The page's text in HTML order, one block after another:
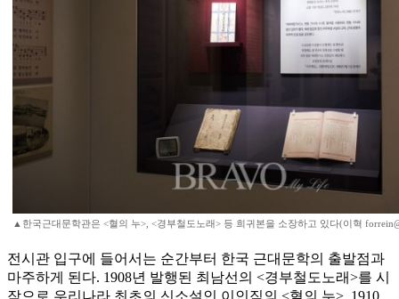
▲한국근대문학관은 <혈의 누>, <경부철도노래> 등 희귀본을 소장하고 있다(이혁
전시관 입구에 들어서는 순간부터 한국 근대문학의 출발점과
마주하게 된다. 1908년 발행된 최남선의 <경부철도노래>를 시